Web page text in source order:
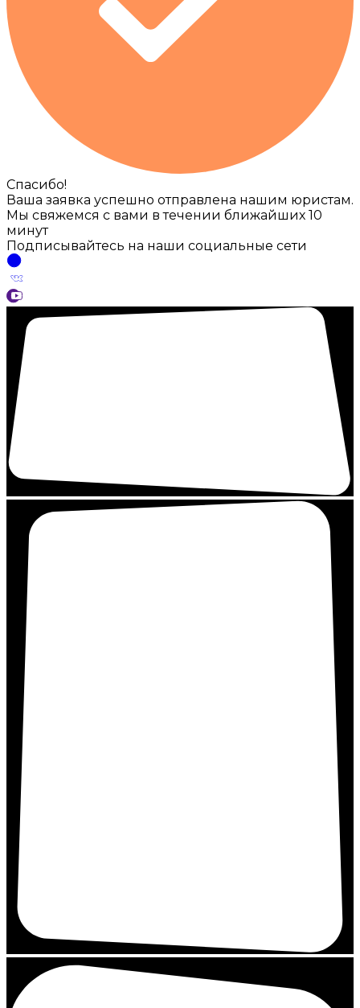
Спасибо!
Ваша заявка успешно отправлена нашим юристам.
Мы свяжемся с вами в течении ближайших 10
минут
Подписывайтесь на наши социальные сети